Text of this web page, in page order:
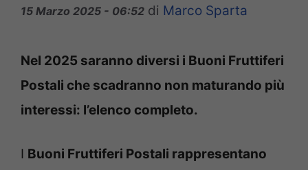
15 Marzo 2025 - 06:52 di Marco Sparta
Nel 2025 saranno diversi i Buoni Fruttiferi
Postali che scadranno non maturando più
interessi: l’elenco completo.
I Buoni Fruttiferi Postali rappresentano